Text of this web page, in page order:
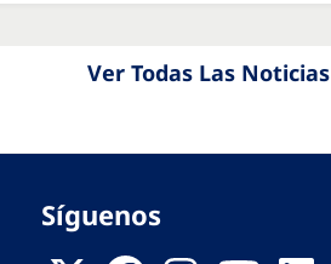
Ver Todas Las Noticias
Síguenos